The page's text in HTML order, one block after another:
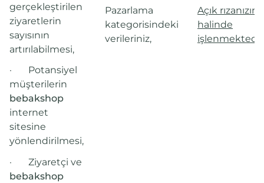
gerçekleştirilen
ziyaretlerin
sayısının
artırılabilmesi,
· Potansiyel
müşterilerin
bebakshop
internet
sitesine
yönlendirilmesi,
· Ziyaretçi ve
bebakshop
Pazarlama
kategorisindeki
verileriniz,
Açık rızanızın
halinde